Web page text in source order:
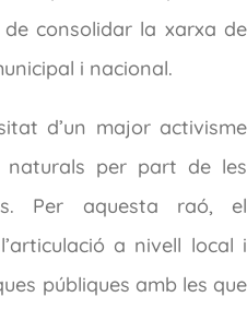
consolidar la xarxa de
i nacional.
d’un major activisme
per part de les
Per aquesta raó, el
a nivell local i
públiques amb les que